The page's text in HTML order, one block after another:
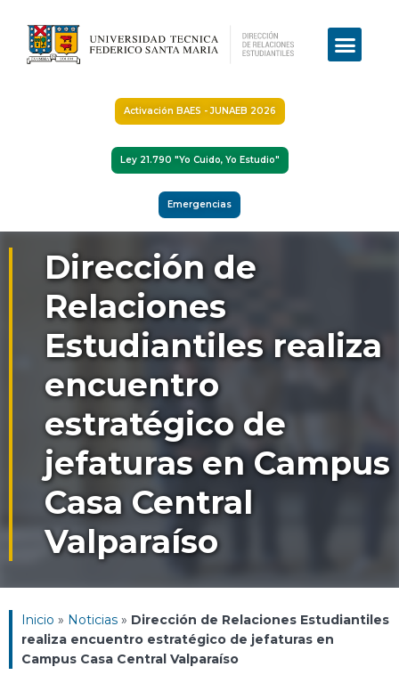
Activación BAES - JUNAEB 2026
Ley 21.790 "Yo Cuido, Yo Estudio"
Emergencias
Dirección de
Relaciones
Estudiantiles realiza
encuentro
estratégico de
jefaturas en Campus
Casa Central
Valparaíso
Inicio » Noticias » Dirección de Relaciones Estudiantiles
realiza encuentro estratégico de jefaturas en
Campus Casa Central Valparaíso